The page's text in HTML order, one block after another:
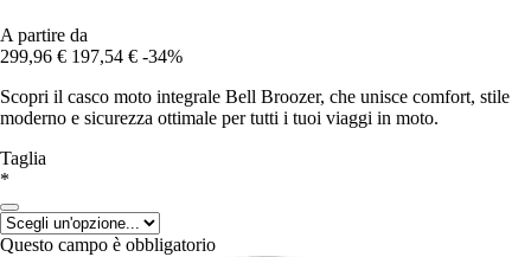
A partire da
299,96 € 197,54 € -34%
Scopri il casco moto integrale Bell Broozer, che unisce comfort, stile
moderno e sicurezza ottimale per tutti i tuoi viaggi in moto.
Taglia
*
Questo campo è obbligatorio